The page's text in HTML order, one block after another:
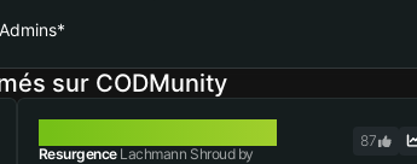
sur CODMunity
ResurgenceLachmann Shroud by
87